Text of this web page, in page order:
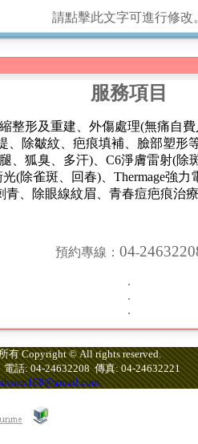
請點擊此文字可進行修改
服務項目
整形及重建、外傷處理(無痛自
、除皺紋、疤痕填補、臉部塑形
、狐臭、多汗)、C6淨膚雷射(除
(除雀斑、回春)、Thermage強
青、除眼線紋眉、青春痘疤痕治
預約專線： 04-
.
.
.
Copyright © All rights reserved.
話: 04-24632208 傳真: 04-24632221